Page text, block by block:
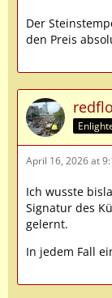
Der
den Preis
April 16, 2026 at
Ich wusste
Signatur des
gelernt.
In jedem Fall